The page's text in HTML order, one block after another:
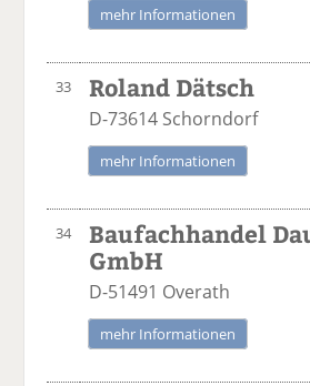
mehr Informationen
33 Roland Dätsch
D-73614 Schorndorf
mehr Informationen
34
Baufachhandel
GmbH
D-51491 Overath
mehr Informationen